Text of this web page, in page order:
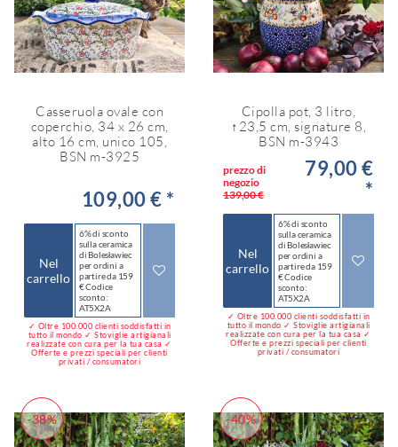
Casseruola ovale con
coperchio, 34 x 26 cm,
alto 16 cm, unico 105,
BSN m-3925
109,00 € *
Nel
carrello
6% di sconto
sulla ceramica
di Bolesławiec
per ordini a
partire da 159
€ Codice
sconto:
AT5X2A
✓ Oltre 100.000 clienti soddisfatti in
tutto il mondo ✓ Stoviglie artigianali
realizzate con cura per la tua casa ✓
Offerte e prezzi speciali per clienti
privati / consumatori
Cipolla pot, 3 litro,
↑23,5 cm, signature 8,
BSN m-3943
prezzo di
negozio
139,00 €
79,00 €
*
Nel
carrello
6% di sconto
sulla ceramica
di Bolesławiec
per ordini a
partire da 159
€ Codice
sconto:
AT5X2A
✓ Oltre 100.000 clienti soddisfatti in
tutto il mondo ✓ Stoviglie artigianali
realizzate con cura per la tua casa ✓
Offerte e prezzi speciali per clienti
privati / consumatori
-38% -40%